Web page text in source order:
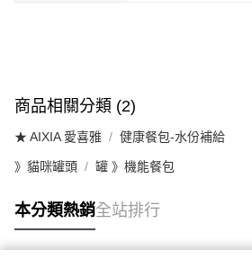
商品相關分類 (2)
★ AIXIA 愛喜雅 健康餐包-水份補給
》貓咪罐頭 罐 》機能餐包
本分類熱銷全站排行